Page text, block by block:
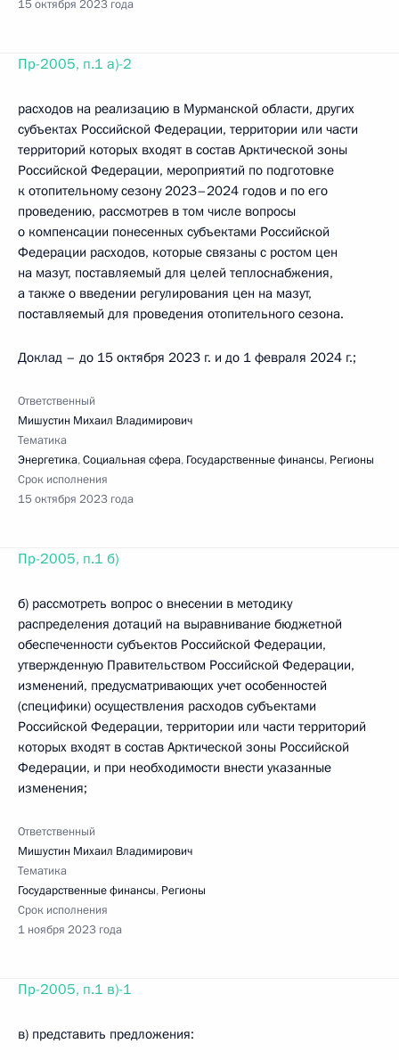
15 октября 2023 года
Пр-2005, п.1 а)-2
расходов на реализацию в Мурманской области, других
субъектах Российской Федерации, территории или части
территорий которых входят в состав Арктической зоны
Российской Федерации, мероприятий по подготовке
к отопительному сезону 2023–2024 годов и по его
проведению, рассмотрев в том числе вопросы
о компенсации понесенных субъектами Российской
Федерации расходов, которые связаны с ростом цен
на мазут, поставляемый для целей теплоснабжения,
а также о введении регулирования цен на мазут,
поставляемый для проведения отопительного сезона.
Доклад – до 15 октября 2023 г. и до 1 февраля 2024 г.;
Ответственный
Мишустин Михаил Владимирович
Тематика
Энергетика,Социальная сфера, Государственные финансы, Регионы
Срок исполнения
15 октября 2023 года
Пр-2005, п.1 б)
б) рассмотреть вопрос о внесении в методику
распределения дотаций на выравнивание бюджетной
обеспеченности субъектов Российской Федерации,
утвержденную Правительством Российской Федерации,
изменений, предусматривающих учет особенностей
(специфики) осуществления расходов субъектами
Российской Федерации, территории или части территорий
которых входят в состав Арктической зоны Российской
Федерации, и при необходимости внести указанные
изменения;
Ответственный
Мишустин Михаил Владимирович
Тематика
Государственные финансы, Регионы
Срок исполнения
1 ноября 2023 года
Пр-2005, п.1 в)-1
в) представить предложения: